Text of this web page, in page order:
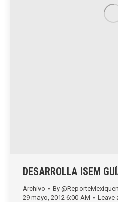
DESARROLLA ISEM
Archivo By
29 mayo, 2012 6:00 AM
Leave